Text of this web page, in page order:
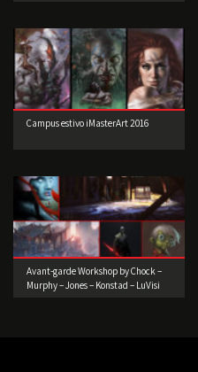
Campus estivo iMasterArt 2016
Avant-garde Workshop by Chock –
Murphy – Jones – Konstad – LuVisi